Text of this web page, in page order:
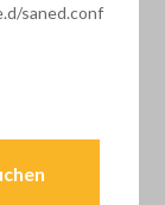
saned.conf